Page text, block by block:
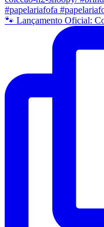
🐾 Lançamento Oficial: